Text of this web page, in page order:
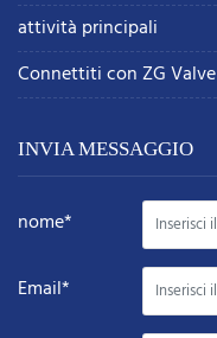
attività principali
Connettiti con ZG Valve
INVIA MESSAGGIO
nome*
Email*